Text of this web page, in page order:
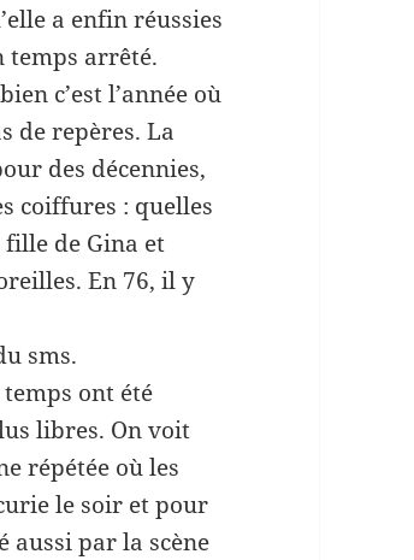
a enfin réussies
temps arrêté.
c’est l’année où
de repères. La
des décennies,
coiffures : quelles
de Gina et
En 76, il y
sms.
temps ont été
libres. On voit
répétée où les
le soir et pour
aussi par la scène